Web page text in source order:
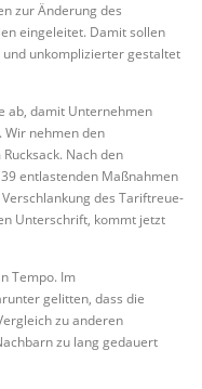
zur Änderung des
eingeleitet. Damit sollen
unkomplizierter gestaltet
ab, damit Unternehmen
Wir nehmen den
Nach den
entlastenden Maßnahmen
des Tariftreue-
Unterschrift, kommt jetzt
Tempo. Im
gelitten, dass die
zu anderen
zu lang gedauert